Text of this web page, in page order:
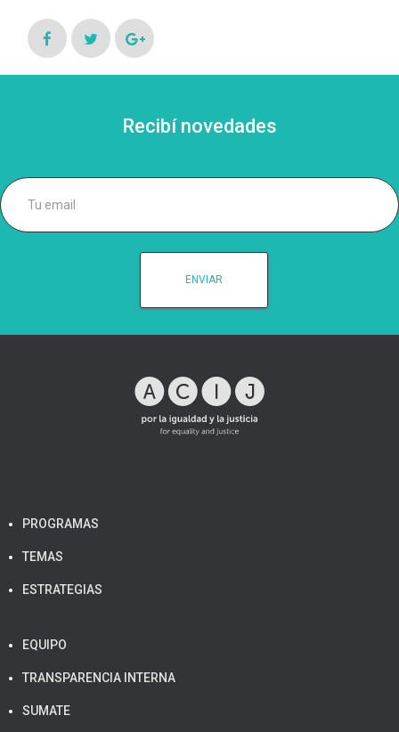
Recibí novedades
PROGRAMAS
TEMAS
ESTRATEGIAS
EQUIPO
TRANSPARENCIA INTERNA
SUMATE